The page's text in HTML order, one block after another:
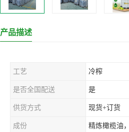
产品描述
工艺 冷榨
是否全国配送 是
供货方式 现货+订货
成份 精炼橄榄油